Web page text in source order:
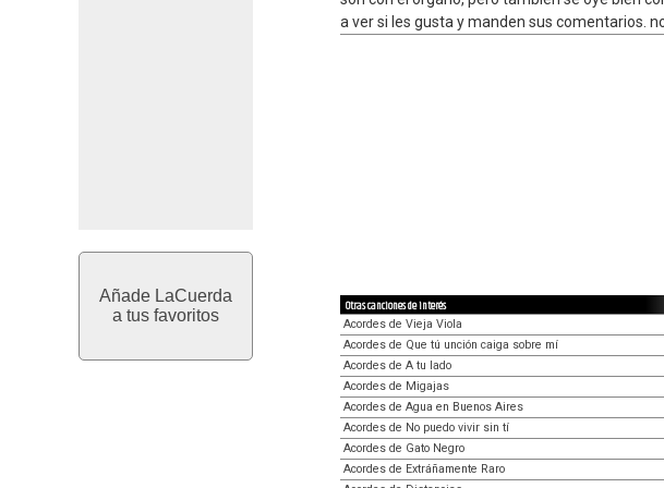
Añade LaCuerda
a tus favoritos
a ver si les gusta y manden sus comentarios.
Otras canciones de interés
Acordes de Vieja Viola
Acordes de Que tú unción caiga sobre mí
Acordes de A tu lado
Acordes de Migajas
Acordes de Agua en Buenos Aires
Acordes de No puedo vivir sin tí
Acordes de Gato Negro
Acordes de Extráñamente Raro